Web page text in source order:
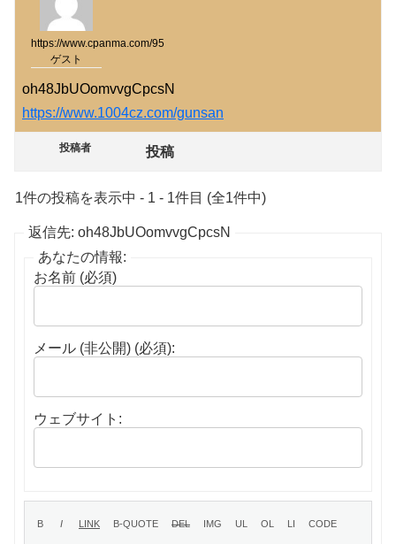
https://www.cpanma.com/95
ゲスト
oh48JbUOomvvgCpcsN
https://www.1004cz.com/gunsan
投稿者 投稿
1件の投稿を表示中 - 1 - 1件目 (全1件中)
返信先: oh48JbUOomvvgCpcsN
あなたの情報:
お名前 (必須)
メール (非公開) (必須):
ウェブサイト: